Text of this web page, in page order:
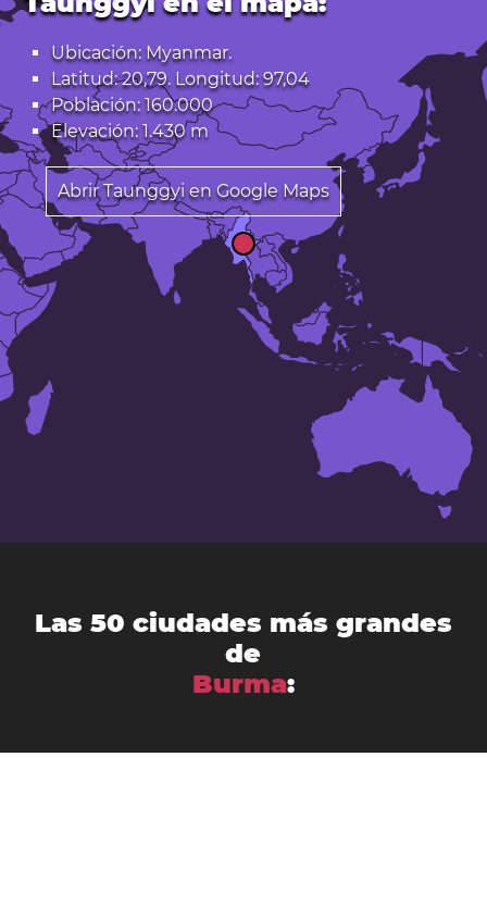
Ubicación: Myanmar.
Latitud: 20,79. Longitud: 97,04
Población: 160.000
Elevación: 1.430 m
Abrir Taunggyi en Google Maps
Las 50 ciudades más grandes
de
Burma: